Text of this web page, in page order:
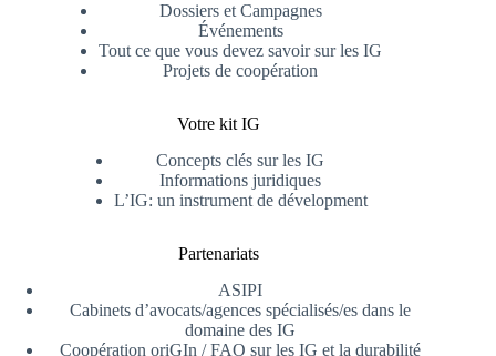
Dossiers et Campagnes
Événements
Tout ce que vous devez savoir sur les IG
Projets de coopération
Votre kit IG
Concepts clés sur les IG
Informations juridiques
L’IG: un instrument de dévelopment
Partenariats
ASIPI
Cabinets d’avocats/agences spécialisés/es dans le
domaine des IG
Coopération oriGIn / FAO sur les IG et la durabilité